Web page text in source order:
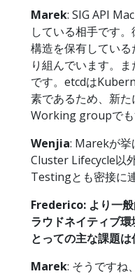
Marek: SIG API
している相手です
構造を保有してい
り組んでいます。
です。etcdは
素であるため、新
Working groupでも
Wenjia: Marekが挙
Cluster Lifecycle以
Testingとも密接に
Frederico: より一
ラウドネイティブ
とっての主な課題
Marek: そうですね